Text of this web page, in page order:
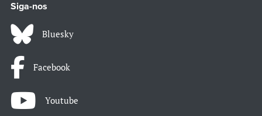
Siga-nos
Bluesky
Facebook
Youtube